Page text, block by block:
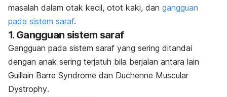
masalah dalam otak kecil, otot kaki, dan gangguan
pada sistem saraf.
1. Gangguan sistem saraf
Gangguan pada sistem saraf yang sering ditandai
dengan anak sering terjatuh bila berjalan antara lain
Guillain Barre Syndrome dan Duchenne Muscular
Dystrophy.